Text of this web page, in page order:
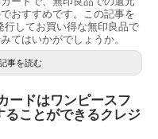
おすすめです。この記事を
行してお買い得な無印良品で
てはいかがでしょうか。
事を読む
ードはワンピースフ
ることができるクレジ